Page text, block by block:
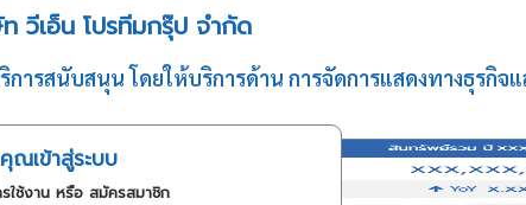
วีเอ็น โปรทีมกรุ๊ป จำกัด
รสนับสนุน โดยให้บริการด้าน การจัดการแสดงทางธุรกิจ
ณเข้าสู่ระบบ
ใช้งาน หรือ สมัครสมาชิก